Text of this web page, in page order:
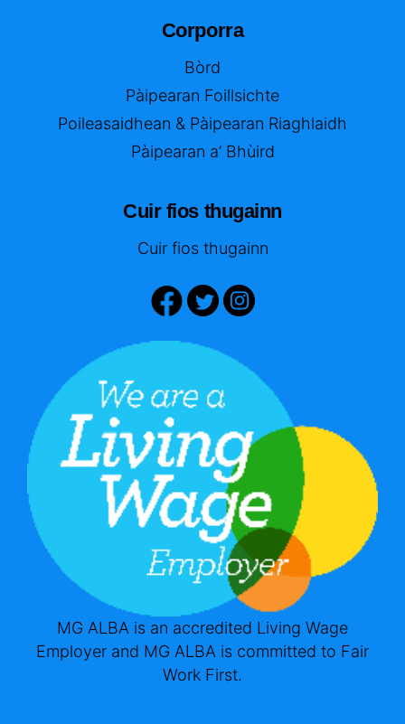
Corporra
Bòrd
Pàipearan Foillsichte
Poileasaidhean & Pàipearan Riaghlaidh
Pàipearan a’ Bhùird
Cuir fios thugainn
Cuir fios thugainn
MG ALBA is an accredited Living Wage
Employer and MG ALBA is committed to Fair
Work First.